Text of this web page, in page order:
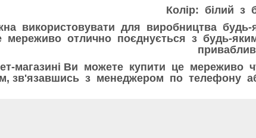
Колір: білий з
використовувати для виробництва будь-
мереживо отлично поєднується з будь-
магазині Ви можете купити це мереживо
зв'язавшись з менеджером по телефону